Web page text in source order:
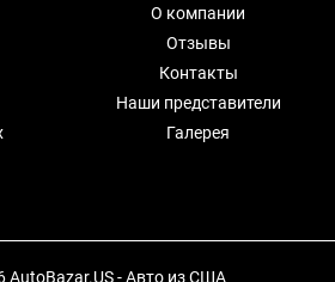
О компании
Отзывы
Контакты
Наши представители
Галерея
AutoBazar.US - Авто из США